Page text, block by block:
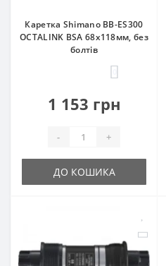
Каретка Shimano BB-ES300
OCTALINK BSA 68x118мм, без
болтів
1 153 грн
- +
ДО КОШИКА